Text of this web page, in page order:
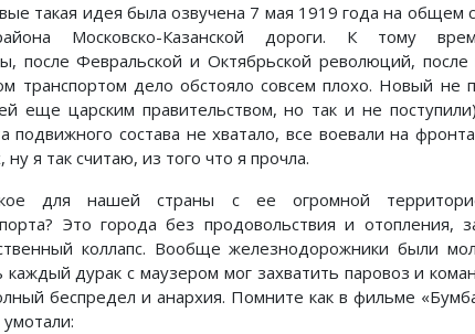
такая идея была озвучена 7 мая 1919 года на общем
Московско-Казанской дороги. К тому
после Февральской и Октябрьской революций,
транспортом дело обстояло совсем плохо. Новый не
еще царским правительством, но так и не
подвижного состава не хватало, все воевали на
ну я так считаю, из того что я прочла.
для нашей страны с ее огромной
Это города без продовольствия и отопления,
коллапс. Вообще железнодорожники были
дурак с маузером мог захватить паровоз и
беспредел и анархия. Помните как в фильме